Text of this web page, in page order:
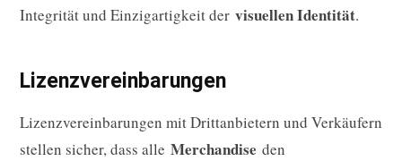
Integrität und Einzigartigkeit der visuellen Identität.
Lizenzvereinbarungen
Lizenzvereinbarungen mit Drittanbietern und Verkäufern
stellen sicher, dass alle Merchandise den